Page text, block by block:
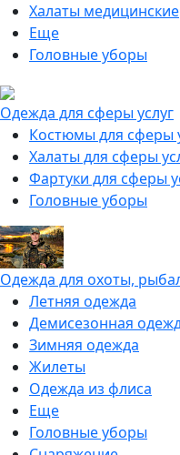
Халаты медицинские
Еще
Головные уборы
Одежда для сферы услуг
Костюмы для сферы
Халаты для сферы
Фартуки для сферы
Головные уборы
Одежда для охоты,
Летняя одежда
Демисезонная
Зимняя одежда
Жилеты
Одежда из флиса
Еще
Головные уборы